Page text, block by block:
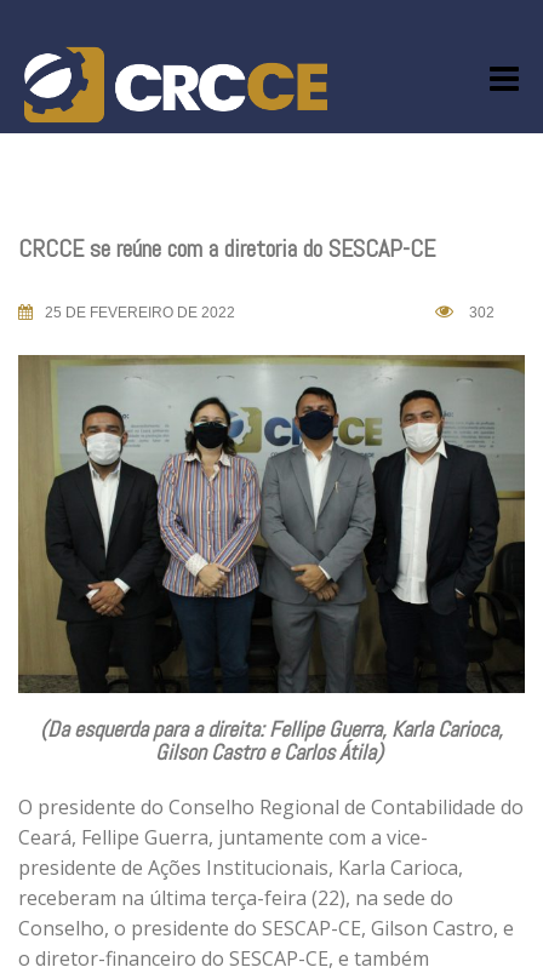
content
CRCCE se reúne com a diretoria do SESCAP-CE
25 DE FEVEREIRO DE 2022 302
(Da esquerda para a direita: Fellipe Guerra, Karla Carioca,
Gilson Castro e Carlos Átila)
O presidente do Conselho Regional de Contabilidade do
Ceará, Fellipe Guerra, juntamente com a vice-
presidente de Ações Institucionais, Karla Carioca,
receberam na última terça-feira (22), na sede do
Conselho, o presidente do SESCAP-CE, Gilson Castro, e
o diretor-financeiro do SESCAP-CE, e também